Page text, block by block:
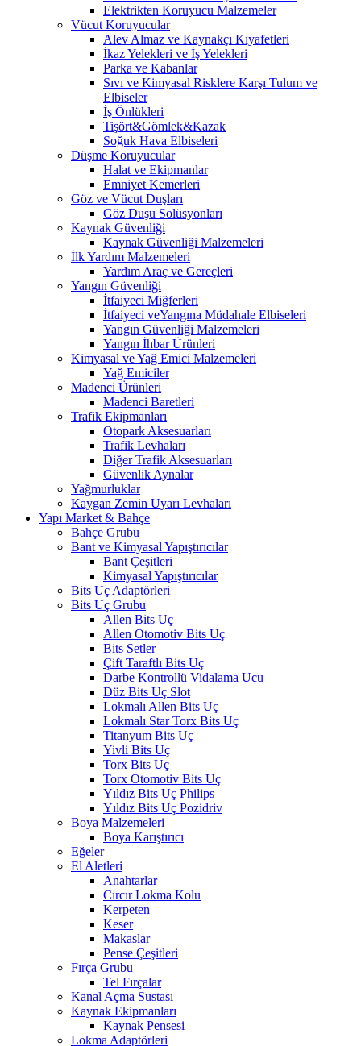
Elektrikten Koruyucu Malzemeler
Vücut Koruyucular
Alev Almaz ve Kaynakçı Kıyafetleri
İkaz Yelekleri ve İş Yelekleri
Parka ve Kabanlar
Sıvı ve Kimyasal Risklere Karşı Tulum ve
Elbiseler
İş Önlükleri
Tişört&Gömlek&Kazak
Soğuk Hava Elbiseleri
Düşme Koruyucular
Halat ve Ekipmanlar
Emniyet Kemerleri
Göz ve Vücut Duşları
Göz Duşu Solüsyonları
Kaynak Güvenliği
Kaynak Güvenliği Malzemeleri
İlk Yardım Malzemeleri
Yardım Araç ve Gereçleri
Yangın Güvenliği
İtfaiyeci Miğferleri
İtfaiyeci veYangına Müdahale Elbiseleri
Yangın Güvenliği Malzemeleri
Yangın İhbar Ürünleri
Kimyasal ve Yağ Emici Malzemeleri
Yağ Emiciler
Madenci Ürünleri
Madenci Baretleri
Trafik Ekipmanları
Otopark Aksesuarları
Trafik Levhaları
Diğer Trafik Aksesuarları
Güvenlik Aynalar
Yağmurluklar
Kaygan Zemin Uyarı Levhaları
Yapı Market & Bahçe
Bahçe Grubu
Bant ve Kimyasal Yapıştırıcılar
Bant Çeşitleri
Kimyasal Yapıştırıcılar
Bits Uç Adaptörleri
Bits Uç Grubu
Allen Bits Uç
Allen Otomotiv Bits Uç
Bits Setler
Çift Taraftlı Bits Uç
Darbe Kontrollü Vidalama Ucu
Düz Bits Uç Slot
Lokmalı Allen Bits Uç
Lokmalı Star Torx Bits Uç
Titanyum Bits Uç
Yivli Bits Uç
Torx Bits Uç
Torx Otomotiv Bits Uç
Yıldız Bits Uç Philips
Yıldız Bits Uç Pozidriv
Boya Malzemeleri
Boya Karıştırıcı
Eğeler
El Aletleri
Anahtarlar
Cırcır Lokma Kolu
Kerpeten
Keser
Makaslar
Pense Çeşitleri
Fırça Grubu
Tel Fırçalar
Kanal Açma Sustası
Kaynak Ekipmanları
Kaynak Pensesi
Lokma Adaptörleri